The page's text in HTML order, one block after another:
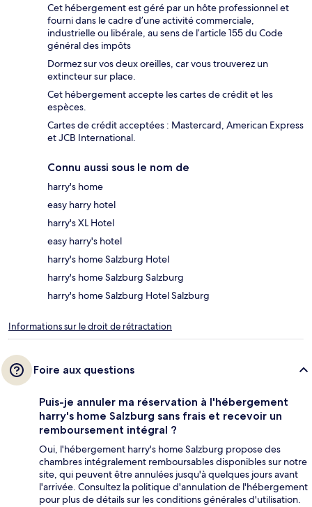
Cet hébergement est géré par un hôte professionnel et
fourni dans le cadre d’une activité commerciale,
industrielle ou libérale, au sens de l’article 155 du Code
général des impôts
Dormez sur vos deux oreilles, car vous trouverez un
extincteur sur place.
Cet hébergement accepte les cartes de crédit et les
espèces.
Cartes de crédit acceptées : Mastercard, American Express
et JCB International.
Connu aussi sous le nom de
harry's home
easy harry hotel
harry's XL Hotel
easy harry's hotel
harry's home Salzburg Hotel
harry's home Salzburg Salzburg
harry's home Salzburg Hotel Salzburg
Informations sur le droit de rétractation
Foire aux questions
Puis-je annuler ma réservation à l'hébergement
harry's home Salzburg sans frais et recevoir un
remboursement intégral ?
Oui, l'hébergement harry's home Salzburg propose des
chambres intégralement remboursables disponibles sur notre
site, qui peuvent être annulées jusqu'à quelques jours avant
l'arrivée. Consultez la politique d'annulation de l'hébergement
pour plus de détails sur les conditions générales d'utilisation.